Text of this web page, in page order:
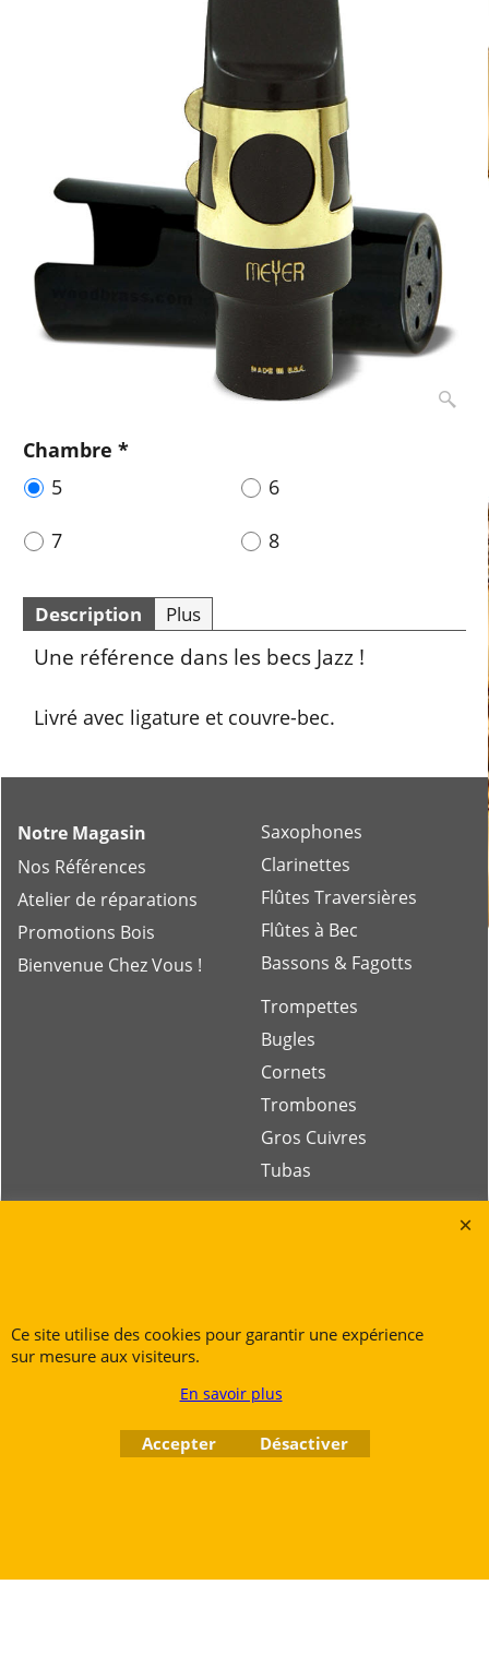
Chambre *
5
6
7 8
Description Plus
Une référence dans les becs Jazz !
Livré avec ligature et couvre-bec.
Notre Magasin
Nos Références
Atelier de réparations
Promotions Bois
Bienvenue Chez Vous !
Saxophones
Clarinettes
Flûtes Traversières
Flûtes à Bec
Bassons & Fagotts
Trompettes
Bugles
Cornets
Trombones
Gros Cuivres
Tubas
Tél. +32 (0) 470 876 817
Au capital de 10000€ - N°BE1007294916
Ce site utilise des cookies pour garantir une expérience
sur mesure aux visiteurs.
En savoir plus
Accepter Désactiver